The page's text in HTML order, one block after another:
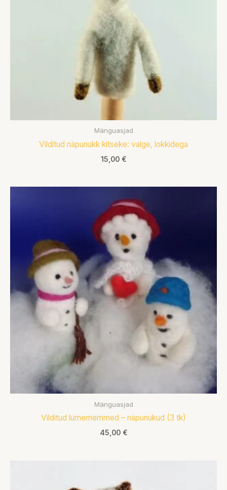
Mänguasjad
Vilditud näpunukk kitseke: valge, lokkidega
15,00 €
Mänguasjad
Vilditud lumememmed – näpunukud (3 tk)
45,00 €